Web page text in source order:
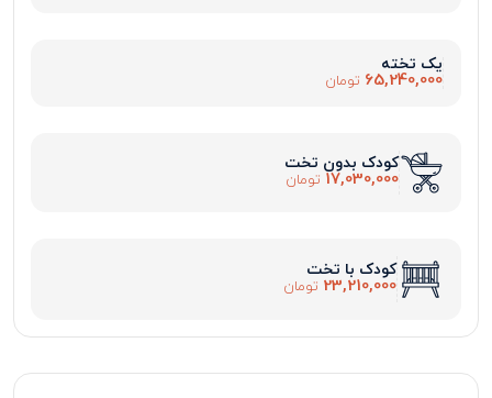
یک تخته
65,240,000 تومان
کودک بدون تخت
17,030,000 تومان
کودک با تخت
23,210,000 تومان